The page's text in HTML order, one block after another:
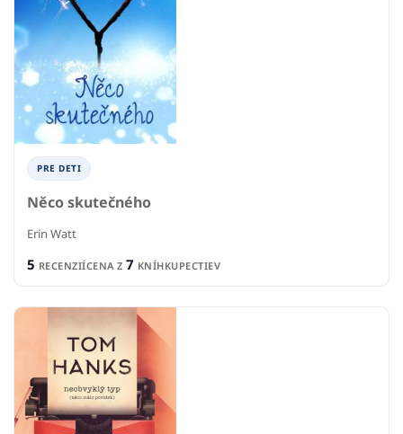
PRE DETI
Něco skutečného
Erin Watt
5 RECENZIÍCENA Z 7 KNÍHKUPECTIEV